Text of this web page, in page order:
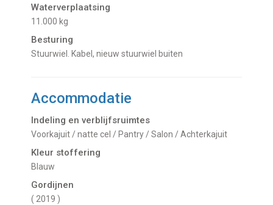
Waterverplaatsing
11.000 kg
Besturing
Stuurwiel. Kabel, nieuw stuurwiel buiten
Accommodatie
Indeling en verblijfsruimtes
Voorkajuit / natte cel / Pantry / Salon / Achterkajuit
Kleur stoffering
Blauw
Gordijnen
( 2019 )